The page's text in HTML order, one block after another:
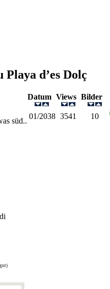
Playa d’es Dolç
Datum Views Bilder
süd..
01/2038 3541 10